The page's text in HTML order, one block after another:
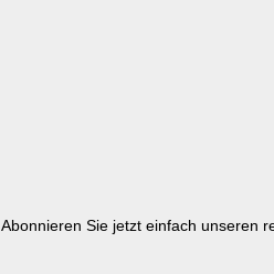
Abonnieren Sie jetzt einfach unseren